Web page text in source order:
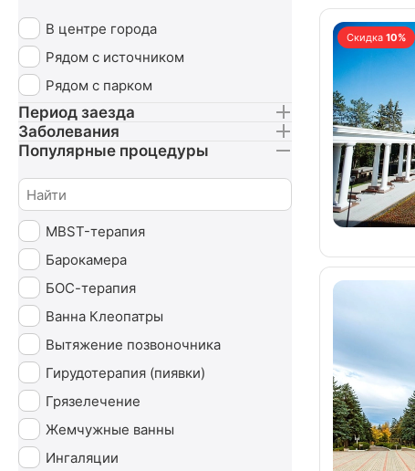
Скидка 10%
В центре города
Рядом с источником
Рядом с парком
Период заезда
Заболевания
Популярные процедуры
MBST-терапия
Барокамера
БОС-терапия
Ванна Клеопатры
Вытяжение позвоночника
Гирудотерапия (пиявки)
Грязелечение
Жемчужные ванны
Ингаляции